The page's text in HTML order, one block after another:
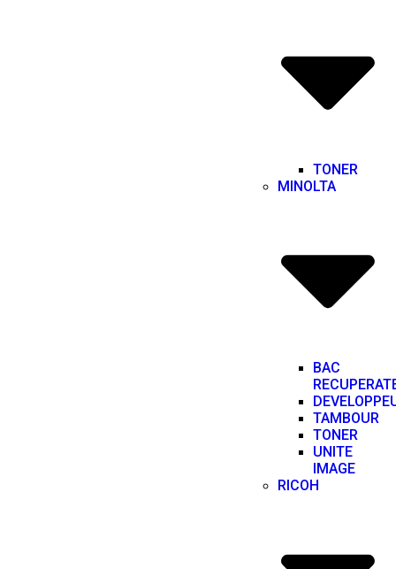
TONER
MINOLTA
BAC
TAMBOUR
TONER
UNITE
IMAGE
RICOH